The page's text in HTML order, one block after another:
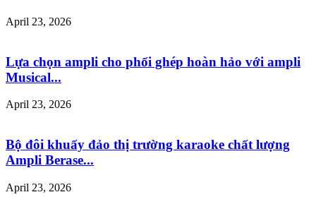
April 23, 2026
Lựa chọn ampli cho phối ghép hoàn hảo với ampli
Musical...
April 23, 2026
Bộ đôi khuấy đảo thị trường karaoke chất lượng
Ampli Berase...
April 23, 2026